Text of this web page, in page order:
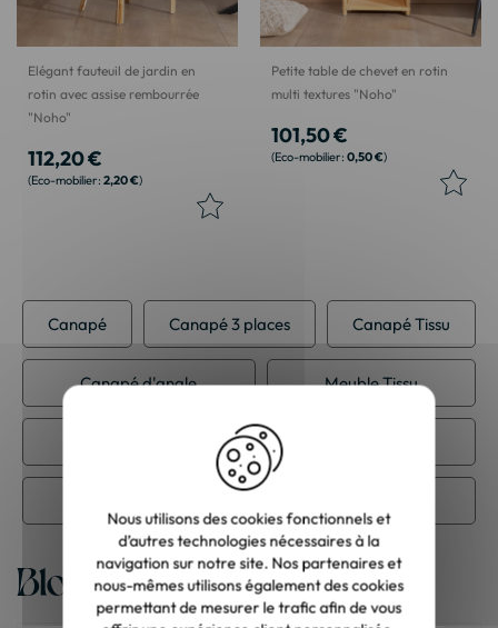
Elégant fauteuil de jardin en
rotin avec assise rembourrée
"Noho"
112,20 €
2,20 €
Petite table de chevet en rotin
multi textures "Noho"
101,50 €
0,50 €
Canapé Canapé 3 places Canapé Tissu
Canapé d'angle Meuble Tissu
Meuble contemporain
Blog
Nous utilisons des cookies fonctionnels et
d’autres technologies nécessaires à la
navigation sur notre site. Nos partenaires et
nous-mêmes utilisons également des cookies
permettant de mesurer le trafic afin de vous